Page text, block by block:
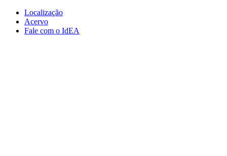
Conteúdo principal
Localização
Acervo
Fale com o IdEA